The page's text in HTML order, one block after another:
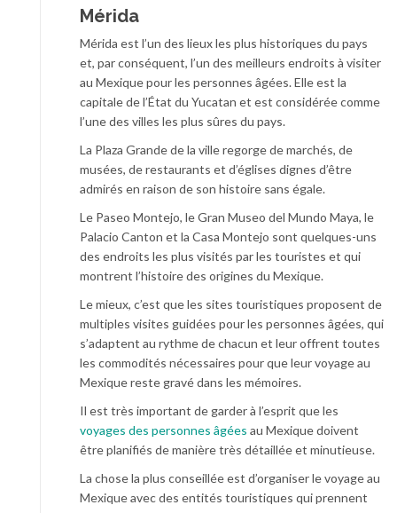
Mérida
Mérida est l’un des lieux les plus historiques du pays
et, par conséquent, l’un des meilleurs endroits à visiter
au Mexique pour les personnes âgées. Elle est la
capitale de l’État du Yucatan et est considérée comme
l’une des villes les plus sûres du pays.
La Plaza Grande de la ville regorge de marchés, de
musées, de restaurants et d’églises dignes d’être
admirés en raison de son histoire sans égale.
Le Paseo Montejo, le Gran Museo del Mundo Maya, le
Palacio Canton et la Casa Montejo sont quelques-uns
des endroits les plus visités par les touristes et qui
montrent l’histoire des origines du Mexique.
Le mieux, c’est que les sites touristiques proposent de
multiples visites guidées pour les personnes âgées, qui
s’adaptent au rythme de chacun et leur offrent toutes
les commodités nécessaires pour que leur voyage au
Mexique reste gravé dans les mémoires.
Il est très important de garder à l’esprit que les
voyages des personnes âgées au Mexique doivent
être planifiés de manière très détaillée et minutieuse.
La chose la plus conseillée est d’organiser le voyage au
Mexique avec des entités touristiques qui prennent